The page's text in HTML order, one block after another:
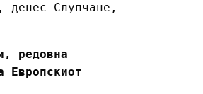
Слупчане,
редовна
Европскиот